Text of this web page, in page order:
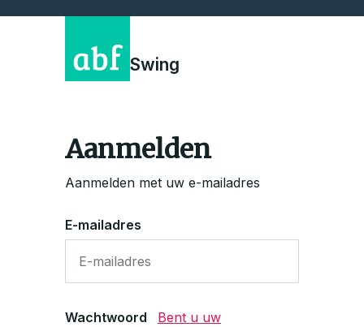
Swing
Aanmelden
Aanmelden met uw e-mailadres
E-mailadres
Wachtwoord
Bent u uw